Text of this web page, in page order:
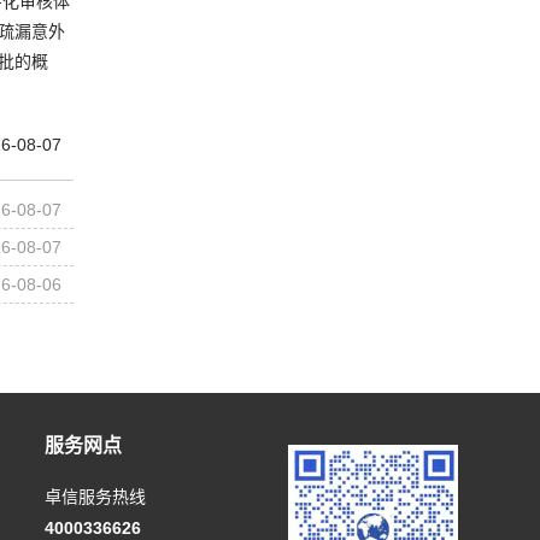
漏意外
的概
08-07
08-07
08-07
08-06
服务网点
卓信服务热线
4000336626